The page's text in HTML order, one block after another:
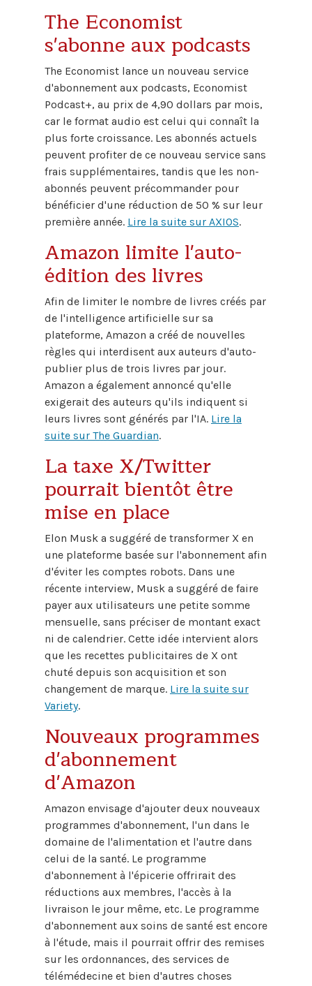
The Economist
s'abonne aux podcasts
The Economist lance un nouveau service
d'abonnement aux podcasts, Economist
Podcast+, au prix de 4,90 dollars par mois,
car le format audio est celui qui connaît la
plus forte croissance. Les abonnés actuels
peuvent profiter de ce nouveau service sans
frais supplémentaires, tandis que les non-
abonnés peuvent précommander pour
bénéficier d'une réduction de 50 % sur leur
première année. Lire la suite sur AXIOS.
Amazon limite l'auto-
édition des livres
Afin de limiter le nombre de livres créés par
de l'intelligence artificielle sur sa
plateforme, Amazon a créé de nouvelles
règles qui interdisent aux auteurs d'auto-
publier plus de trois livres par jour.
Amazon a également annoncé qu'elle
exigerait des auteurs qu'ils indiquent si
leurs livres sont générés par l'IA. Lire la
suite sur The Guardian.
La taxe X/Twitter
pourrait bientôt être
mise en place
Elon Musk a suggéré de transformer X en
une plateforme basée sur l'abonnement afin
d'éviter les comptes robots. Dans une
récente interview, Musk a suggéré de faire
payer aux utilisateurs une petite somme
mensuelle, sans préciser de montant exact
ni de calendrier. Cette idée intervient alors
que les recettes publicitaires de X ont
chuté depuis son acquisition et son
changement de marque. Lire la suite sur
Variety.
Nouveaux programmes
d'abonnement
d'Amazon
Amazon envisage d'ajouter deux nouveaux
programmes d'abonnement, l'un dans le
domaine de l'alimentation et l'autre dans
celui de la santé. Le programme
d'abonnement à l'épicerie offrirait des
réductions aux membres, l'accès à la
livraison le jour même, etc. Le programme
d'abonnement aux soins de santé est encore
à l'étude, mais il pourrait offrir des remises
sur les ordonnances, des services de
télémédecine et bien d'autres choses